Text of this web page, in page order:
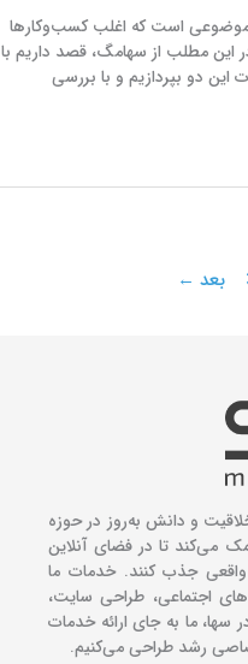
است که اغلب کسب‌وکارها
این مطلب از سهامگ، قصد داریم با
این دو بپردازیم و با بررسی
بعد ←
خلاقیت و دانش به‌روز در حوزه
می‌کند تا در فضای آنلاین
جذب کنند. خدمات ما
اجتماعی، طراحی سایت،
ما به جای ارائه خدمات
رشد طراحی می‌کنیم.